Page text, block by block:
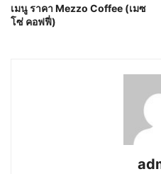
เมนู ราคา Mezzo Coffee (เมซ
โซ่ คอฟฟี่)